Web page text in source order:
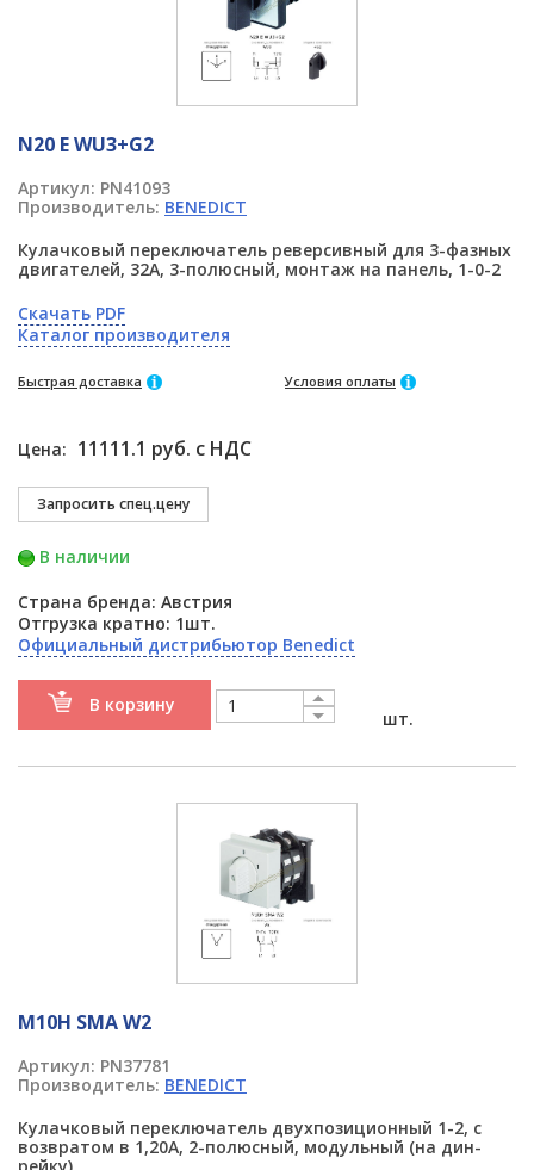
N20 E WU3+G2
Артикул: PN41093
Производитель: BENEDICT
Кулачковый переключатель реверсивный для 3-фазных
двигателей, 32А, 3-полюсный, монтаж на панель, 1-0-2
Скачать PDF
Каталог производителя
Быстрая доставка Условия оплаты
Цена: 11111.1 руб. с НДС
В наличии
Страна бренда: Австрия
Отгрузка кратно: 1шт.
Официальный дистрибьютор Benedict
В корзину
шт.
M10H SMA W2
Артикул: PN37781
Производитель: BENEDICT
Кулачковый переключатель двухпозиционный 1-2, с
возвратом в 1,20А, 2-полюсный, модульный (на дин-